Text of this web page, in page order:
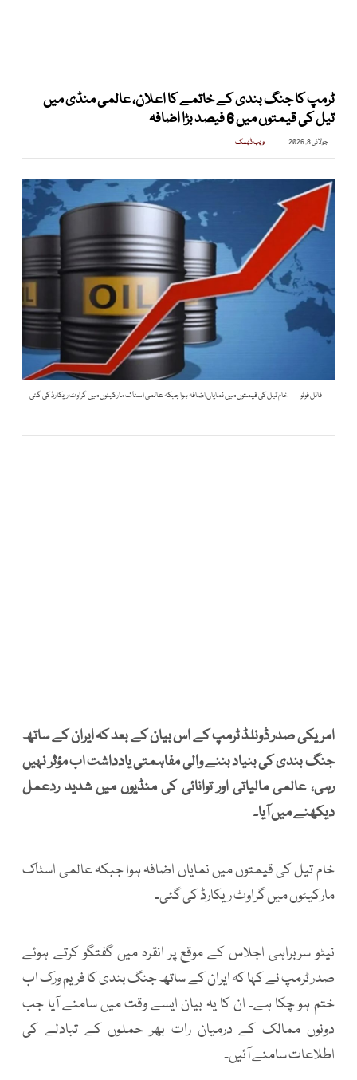
ٹرمپ کا جنگ بندی کے خاتمے کا اعلان، عالمی منڈی میں
تیل کی قیمتوں میں 6 فیصد بڑا اضافہ
جولائی 8, 2026 ویب ڈیسک
فائل فوٹو خام تیل کی قیمتوں میں نمایاں اضافہ ہوا جبکہ عالمی اسٹاک مارکیٹوں میں گراوٹ ریکارڈ کی گئی
امریکی صدر ڈونلڈ ٹرمپ کے اس بیان کے بعد کہ ایران کے ساتھ
جنگ بندی کی بنیاد بننے والی مفاہمتی یادداشت اب مؤثر نہیں
رہی، عالمی مالیاتی اور توانائی کی منڈیوں میں شدید ردعمل
دیکھنے میں آیا۔
خام تیل کی قیمتوں میں نمایاں اضافہ ہوا جبکہ عالمی اسٹاک
مارکیٹوں میں گراوٹ ریکارڈ کی گئی۔
نیٹو سربراہی اجلاس کے موقع پر انقرہ میں گفتگو کرتے ہوئے
صدر ٹرمپ نے کہا کہ ایران کے ساتھ جنگ بندی کا فریم ورک اب
ختم ہو چکا ہے۔ ان کا یہ بیان ایسے وقت میں سامنے آیا جب
دونوں ممالک کے درمیان رات بھر حملوں کے تبادلے کی
اطلاعات سامنے آئیں۔